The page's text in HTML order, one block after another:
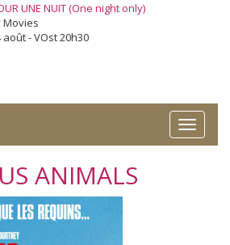
UNE NUIT (One night only)
août - VOst 20h30
Toggle
ANIMALS